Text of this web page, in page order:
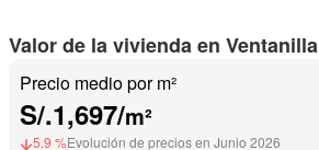
Valor de la vivienda en Ventanilla
Precio medio por m²
S/.1,697/m²
5.9 %Evolución de precios en Junio 2026